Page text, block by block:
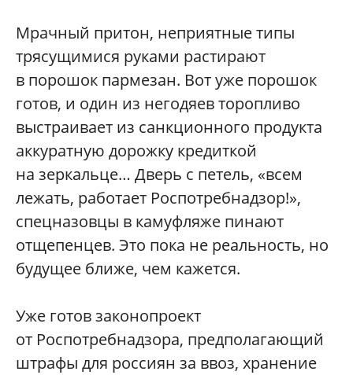
Мрачный притон, неприятные типы
трясущимися руками растирают
в порошок пармезан. Вот уже порошок
готов, и один из негодяев торопливо
выстраивает из санкционного продукта
аккуратную дорожку кредиткой
на зеркальце… Дверь с петель, «всем
лежать, работает Роспотребнадзор!»,
спецназовцы в камуфляже пинают
отщепенцев. Это пока не реальность, но
будущее ближе, чем кажется.
Уже готов законопроект
от Роспотребнадзора, предполагающий
штрафы для россиян за ввоз, хранение